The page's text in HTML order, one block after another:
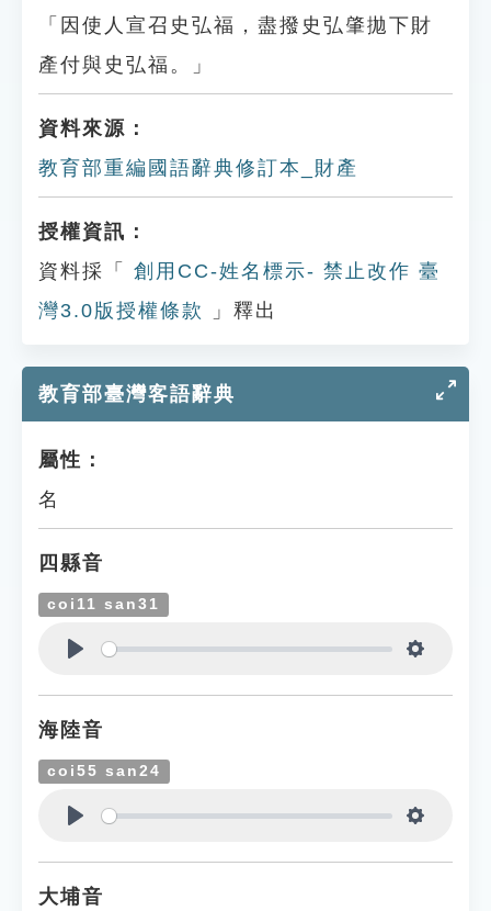
「因使人宣召史弘福，盡撥史弘肇拋下財
產付與史弘福。」
資料來源：
教育部重編國語辭典修訂本_財產
授權資訊：
資料採「
創用CC-姓名標示- 禁止改作 臺
灣3.0版授權條款
」釋出
教育部臺灣客語辭典
屬性：
名
四縣音
coi11 san31
海陸音
coi55 san24
大埔音